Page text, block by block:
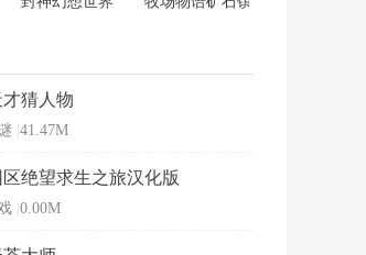
才猜人物
41.47M
绝望求生之旅汉化版
0.00M